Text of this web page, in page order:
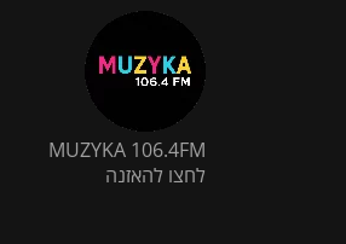
MUZYKA 106.4FM
לחצו להאזנה